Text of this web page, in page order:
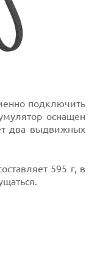
подключить
оснащен
два выдвижных
595 г, в